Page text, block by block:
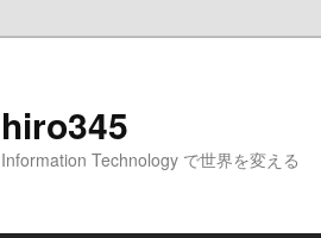
hiro345
Information Technology で世界を変える